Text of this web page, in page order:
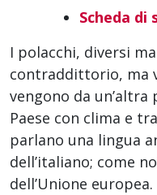
Scheda di
I polacchi, diversi
contraddittorio, ma
vengono da un’altra
Paese con clima e
parlano una lingua
dell’italiano; come
dell’Unione europea.